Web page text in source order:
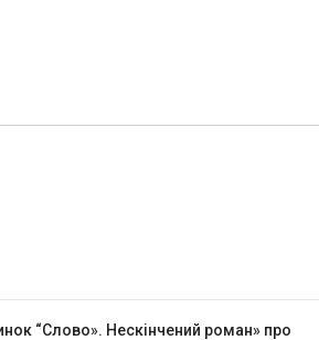
“Слово». Нескінчений роман» про